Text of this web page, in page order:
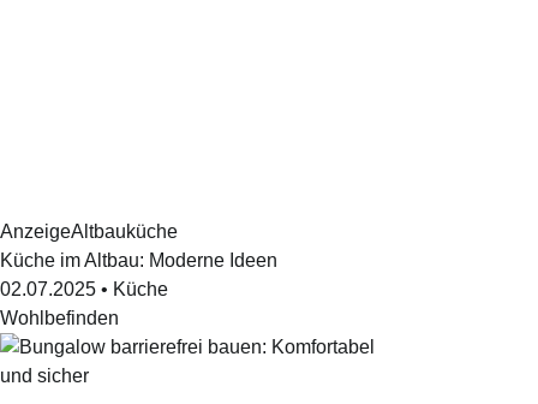
AnzeigeAltbauküche
Küche im Altbau: Moderne Ideen
02.07.2025 • Küche
Wohlbefinden